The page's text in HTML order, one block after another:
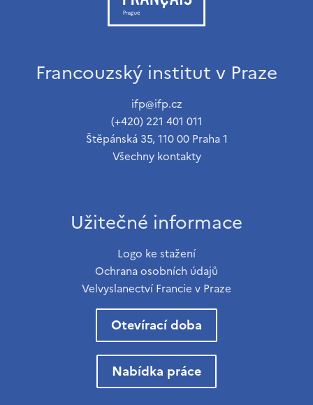
Francouzský institut v Praze
ifp@ifp.cz
(+420) 221 401 011
Štěpánská 35, 110 00 Praha 1
Všechny kontakty
Užitečné informace
Logo ke stažení
Ochrana osobních údajů
Velvyslanectví Francie v Praze
Otevírací doba
Nabídka práce